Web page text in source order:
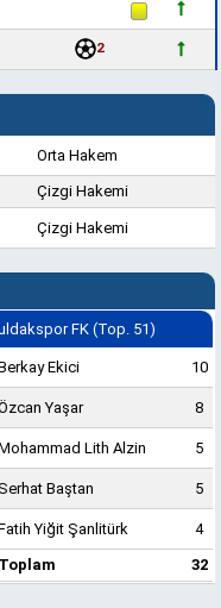
2
Orta Hakem
Çizgi Hakemi
Çizgi Hakemi
FK (Top. 51)
Ekici 10
Yaşar 8
Lith Alzin 5
Baştan 5
Yiğit Şanlitürk
4
Toplam
32